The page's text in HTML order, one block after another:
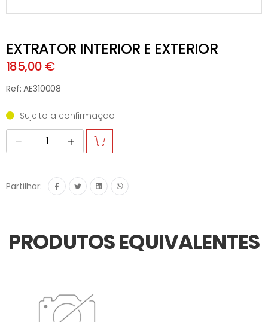
EXTRATOR INTERIOR E EXTERIOR
185,00 €
Ref: AE310008
Sujeito a confirmação
Partilhar:
PRODUTOS EQUIVALENTES